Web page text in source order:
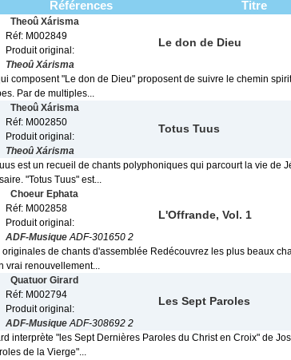
Références Titre
Theoû Xárisma
Réf: M002849
Produit original:
Theoû Xárisma
Le don de Dieu
composent "Le don de Dieu" proposent de suivre le chemin
Par de multiples...
Theoû Xárisma
Réf: M002850
Produit original:
Theoû Xárisma
Totus Tuus
est un recueil de chants polyphoniques qui parcourt la vie de
"Totus Tuus" est...
Choeur Ephata
Réf: M002858
Produit original:
ADF-MusiqueADF-301650 2
L'Offrande, Vol. 1
originales de chants d'assemblée Redécouvrez les plus beaux
vrai renouvellement...
Quatuor Girard
Réf: M002794
Produit original:
ADF-MusiqueADF-308692 2
Les Sept Paroles
interprète "les Sept Dernières Paroles du Christ en Croix" de
de la Vierge"...